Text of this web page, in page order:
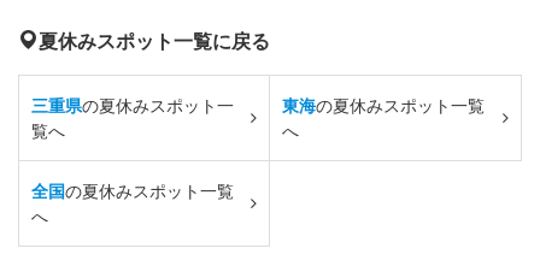
夏休みスポット一覧に戻る
三重県の夏休みスポット一
覧へ
東海の夏休みスポット一覧
へ
全国の夏休みスポット一覧
へ